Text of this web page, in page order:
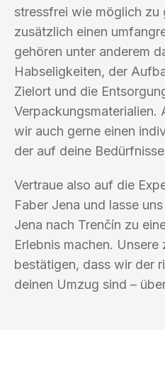
stressfrei wie möglich
zusätzlich einen
gehören unter anderem
Habseligkeiten, der
Zielort und die
Verpackungsmaterialien.
wir auch gerne einen
der auf deine
Vertraue also auf die
Faber Jena und lasse
Jena nach Trenčín zu
Erlebnis machen.
bestätigen, dass wir der
deinen Umzug sind –